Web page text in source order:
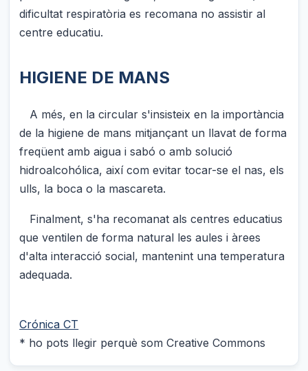
dificultat respiratòria es recomana no assistir al
centre educatiu.
HIGIENE DE MANS
A més, en la circular s'insisteix en la importància
de la higiene de mans mitjançant un llavat de forma
freqüent amb aigua i sabó o amb solució
hidroalcohólica, així com evitar tocar-se el nas, els
ulls, la boca o la mascareta.
Finalment, s'ha recomanat als centres educatius
que ventilen de forma natural les aules i àrees
d'alta interacció social, mantenint una temperatura
adequada.
Crónica CT
* ho pots llegir perquè som Creative Commons